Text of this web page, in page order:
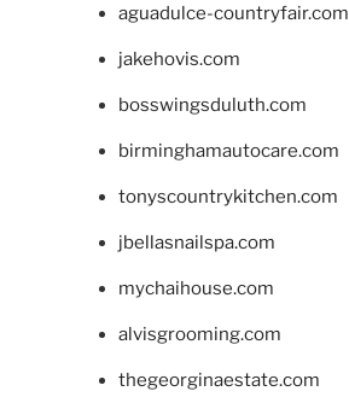
aguadulce-countryfair.com
jakehovis.com
bosswingsduluth.com
birminghamautocare.com
tonyscountrykitchen.com
jbellasnailspa.com
mychaihouse.com
alvisgrooming.com
thegeorginaestate.com